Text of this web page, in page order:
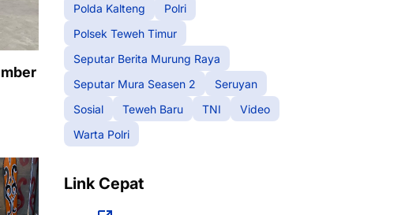
Polda Kalteng
Polri
Polsek Teweh Timur
Seputar Berita Murung Raya
Seputar Mura Seasen 2
Seruyan
Sosial
Teweh Baru TNI
Video
Warta Polri
Link Cepat